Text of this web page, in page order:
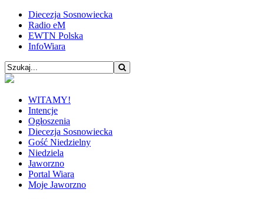
Diecezja Sosnowiecka
Radio eM
EWTN Polska
InfoWiara
WITAMY!
Intencje
Ogłoszenia
Diecezja Sosnowiecka
Gość Niedzielny
Niedziela
Jaworzno
Portal Wiara
Moje Jaworzno